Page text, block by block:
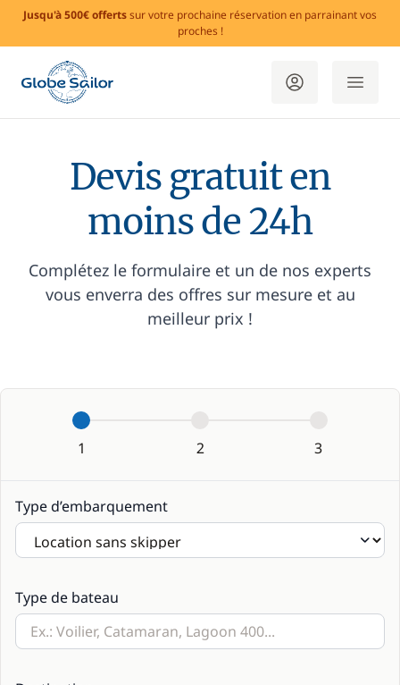
Jusqu'à 500€ offertssur votre prochaine réservation en parrainant vos
proches !
Devis gratuit en
moins de 24h
Complétez le formulaire et un de nos experts
vous enverra des offres sur mesure et au
meilleur prix !
1 2 3
Type d’embarquement
Type de bateau